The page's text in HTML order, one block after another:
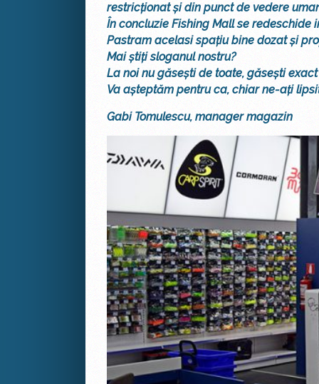
restricționat și din punct de vedere
În concluzie Fishing Mall se
Pastram acelasi spațiu bine dozat și
Mai știți sloganul nostru?
La noi nu găsești de toate, găsești
Va așteptăm pentru ca, chiar ne-ați
Gabi Tomulescu, manager magazin